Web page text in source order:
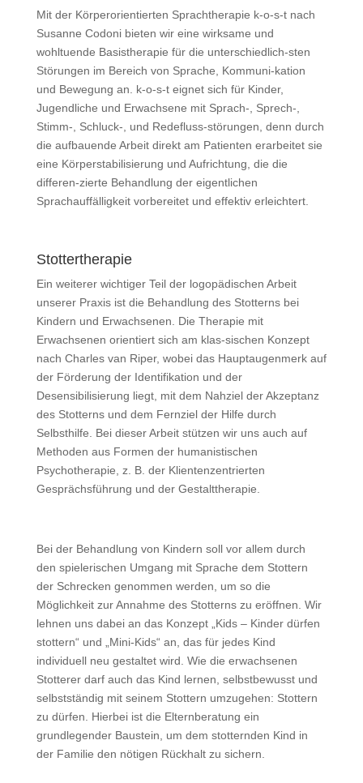
Mit der Körperorientierten Sprachtherapie k-o-s-t nach
Susanne Codoni bieten wir eine wirksame und
wohltuende Basistherapie für die unterschiedlich-sten
Störungen im Bereich von Sprache, Kommuni-kation
und Bewegung an. k-o-s-t eignet sich für Kinder,
Jugendliche und Erwachsene mit Sprach-, Sprech-,
Stimm-, Schluck-, und Redefluss-störungen, denn durch
die aufbauende Arbeit direkt am Patienten erarbeitet sie
eine Körperstabilisierung und Aufrichtung, die die
differen-zierte Behandlung der eigentlichen
Sprachauffälligkeit vorbereitet und effektiv erleichtert.
Stottertherapie
Ein weiterer wichtiger Teil der logopädischen Arbeit
unserer Praxis ist die Behandlung des Stotterns bei
Kindern und Erwachsenen. Die Therapie mit
Erwachsenen orientiert sich am klas-sischen Konzept
nach Charles van Riper, wobei das Hauptaugenmerk auf
der Förderung der Identifikation und der
Desensibilisierung liegt, mit dem Nahziel der Akzeptanz
des Stotterns und dem Fernziel der Hilfe durch
Selbsthilfe. Bei dieser Arbeit stützen wir uns auch auf
Methoden aus Formen der humanistischen
Psychotherapie, z. B. der Klientenzentrierten
Gesprächsführung und der Gestalttherapie.
Bei der Behandlung von Kindern soll vor allem durch
den spielerischen Umgang mit Sprache dem Stottern
der Schrecken genommen werden, um so die
Möglichkeit zur Annahme des Stotterns zu eröffnen. Wir
lehnen uns dabei an das Konzept „Kids – Kinder dürfen
stottern“ und „Mini-Kids“ an, das für jedes Kind
individuell neu gestaltet wird. Wie die erwachsenen
Stotterer darf auch das Kind lernen, selbstbewusst und
selbstständig mit seinem Stottern umzugehen: Stottern
zu dürfen. Hierbei ist die Elternberatung ein
grundlegender Baustein, um dem stotternden Kind in
der Familie den nötigen Rückhalt zu sichern.